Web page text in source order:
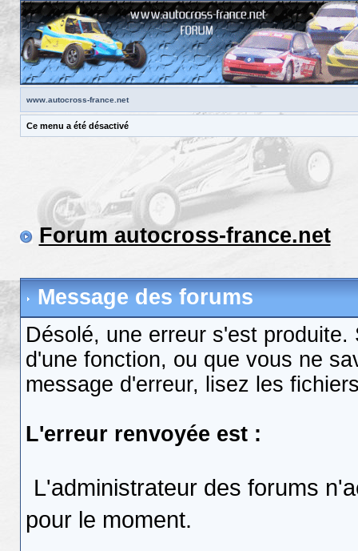
www.autocross-france.net
Ce menu a été désactivé
Forum autocross-france.net
Message des forums
Désolé, une erreur s'est
d'une fonction, ou que vous ne
message d'erreur, lisez les
L'erreur renvoyée est :
L'administrateur des forums
pour le moment.